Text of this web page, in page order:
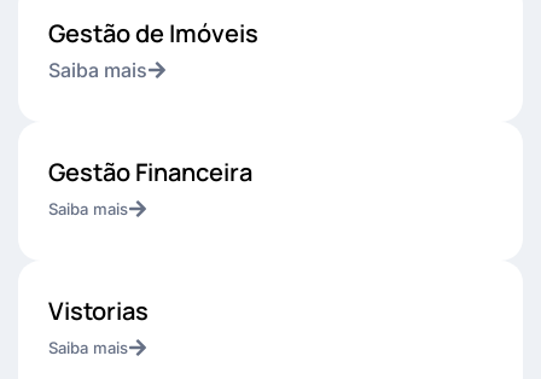
Gestão de Imóveis
Saiba mais
Gestão Financeira
Saiba mais
Vistorias
Saiba mais